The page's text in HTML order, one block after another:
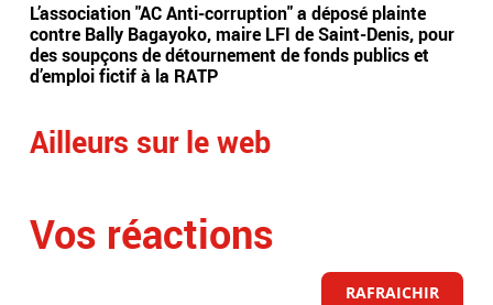
L’association "AC Anti-corruption" a déposé plainte
contre Bally Bagayoko, maire LFI de Saint-Denis, pour
des soupçons de détournement de fonds publics et
d’emploi fictif à la RATP
Ailleurs sur le web
Vos réactions
RAFRAICHIR